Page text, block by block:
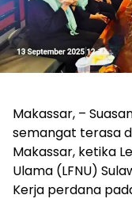
Makassar, –
semangat terasa
Makassar, ketika
Ulama (LFNU)
Kerja perdana